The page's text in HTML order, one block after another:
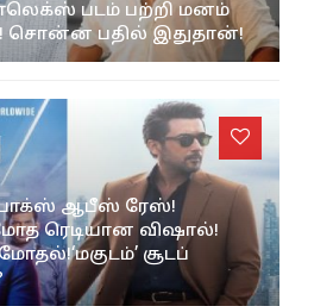
படம் பற்றி மனம்
சொன்ன பதில் இதுதான்!
பாக்ஸ் ஆபீஸ் ரேஸ்!
ரெடியான விஷால்!
சூடப்